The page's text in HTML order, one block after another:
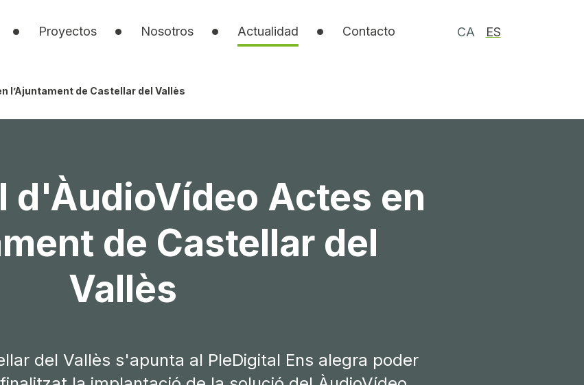
Proyectos Nosotros Actualidad Contacto CA ES
l’Ajuntament de Castellar del Vallès
d'ÀudioVídeo Actes en
de Castellar del
Vallès
del Vallès s'apunta al PleDigital Ens alegra poder